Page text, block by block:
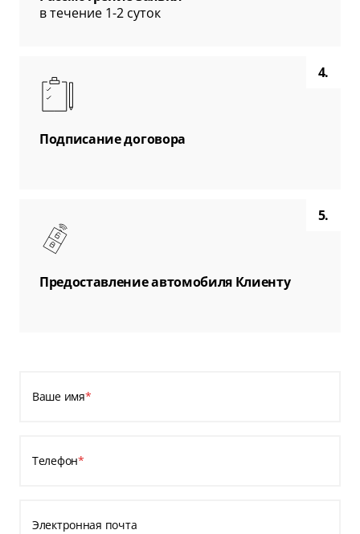
в течение 1-2 суток
4.
Подписание договора
5.
Предоставление автомобиля Клиенту
Ваше имя*
Телефон*
Электронная почта